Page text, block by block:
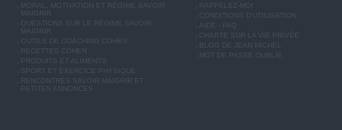
MORAL, MOTIVATION ET RÉGIME SAVOIR
MAIGRIR
QUESTIONS SUR LE RÉGIME SAVOIR
MAIGRIR
OUTILS DE COACHING COHEN
RECETTES COHEN
PRODUITS ET ALIMENTS
SPORT ET EXERCICE PHYSIQUE
RENCONTRES SAVOIR MAIGRIR ET
PETITES ANNONCES
RAPPELEZ-MOI
CONDITIONS D'UTILISATION
AIDE - FAQ
CHARTE SUR LA VIE PRIVÉE
BLOG DE JEAN MICHEL
MOT DE PASSE OUBLIÉ